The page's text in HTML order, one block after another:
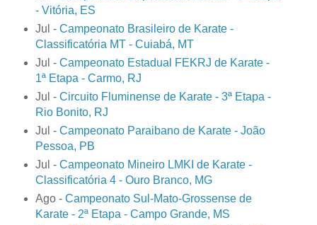
- Vitória, ES
Jul - Campeonato Brasileiro de Karate -
Classificatória MT - Cuiabá, MT
Jul - Campeonato Estadual FEKRJ de Karate -
1ª Etapa - Carmo, RJ
Jul - Circuito Fluminense de Karate - 3ª Etapa -
Rio Bonito, RJ
Jul - Campeonato Paraibano de Karate - João
Pessoa, PB
Jul - Campeonato Mineiro LMKI de Karate -
Classificatória 4 - Ouro Branco, MG
Ago - Campeonato Sul-Mato-Grossense de
Karate - 2ª Etapa - Campo Grande, MS